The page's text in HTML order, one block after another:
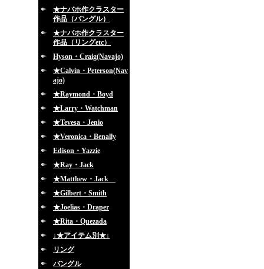
★ナバホ作クラスター
作品（バングル）
★ナバホ作クラスター
作品（リングetc）
Hyson・Craig(Navajo)
★Calvin・Peterson(Nav
ajo)
★Raymond・Boyd
★Larry・Watchman
★Tevesa・Jenio
★Veronica・Benally
Edison・Yazzie
★Ray・Jack
★Matthew・Jack
★Gilbert・Smith
★Joelias・Draper
★Rita・Quezada
↓★アイテム別★↓
リング
バングル